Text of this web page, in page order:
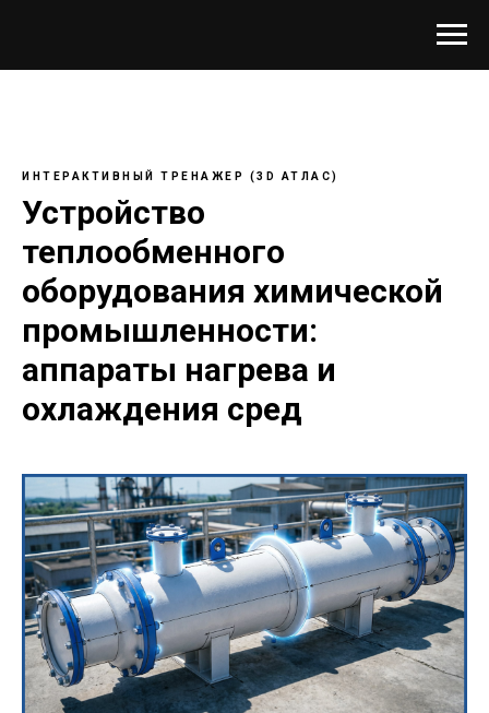
ИНТЕРАКТИВНЫЙ ТРЕНАЖЕР (3D АТЛАС)
Устройство
теплообменного
оборудования химической
промышленности:
аппараты нагрева и
охлаждения сред